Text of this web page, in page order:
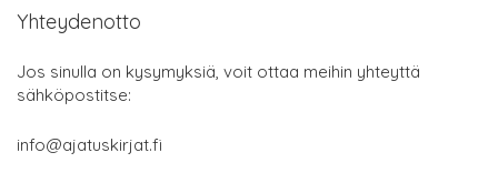
Yhteydenotto
Jos sinulla on kysymyksiä, voit ottaa meihin yhteyttä
sähköpostitse:
info@ajatuskirjat.fi